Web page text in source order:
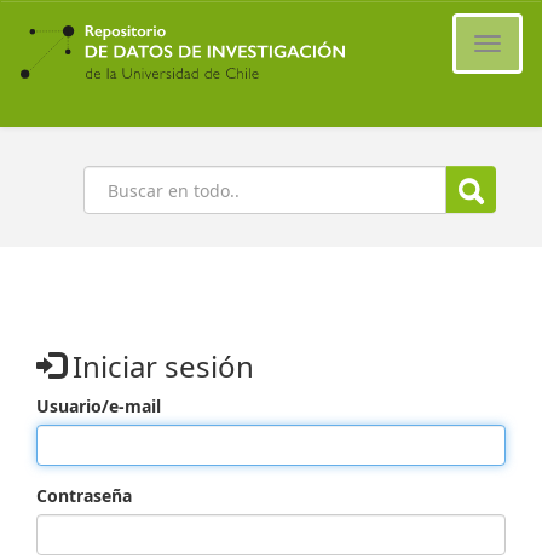
Ir
contenido
principal
Buscar
Iniciar sesión
Usuario/e-mail
Contraseña